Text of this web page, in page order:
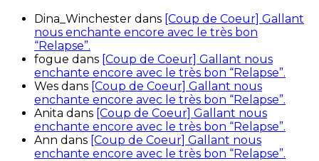
Dina_Winchester dans [Coup de Coeur] Gallant
nous enchante encore avec le très bon
“Relapse”.
fogue dans [Coup de Coeur] Gallant nous
enchante encore avec le très bon “Relapse”.
Wes dans [Coup de Coeur] Gallant nous
enchante encore avec le très bon “Relapse”.
Anita dans [Coup de Coeur] Gallant nous
enchante encore avec le très bon “Relapse”.
Ann dans [Coup de Coeur] Gallant nous
enchante encore avec le très bon “Relapse”.